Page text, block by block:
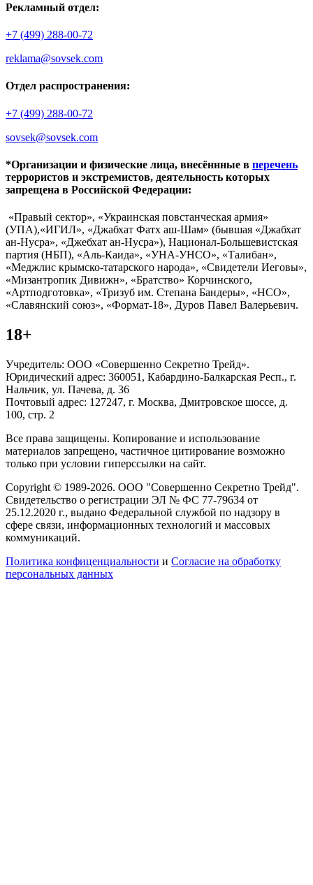
Рекламный отдел:
+7 (499) 288-00-72
reklama@sovsek.com
Отдел распространения:
+7 (499) 288-00-72
sovsek@sovsek.com
*Организации и физические лица, внесённные в перечень
террористов и экстремистов, деятельность которых
запрещена в Российской Федерации:
«Правый сектор», «Украинская повстанческая армия»
(УПА),«ИГИЛ», «Джабхат Фатх аш-Шам» (бывшая «Джабхат
ан-Нусра», «Джебхат ан-Нусра»), Национал-Большевистская
партия (НБП), «Аль-Каида», «УНА-УНСО», «Талибан»,
«Меджлис крымско-татарского народа», «Свидетели Иеговы»,
«Мизантропик Дивижн», «Братство» Корчинского,
«Артподготовка», «Тризуб им. Степана Бандеры», «НСО»,
«Славянский союз», «Формат-18», Дуров Павел Валерьевич.
18+
Учредитель: ООО «Совершенно Секретно Трейд».
Юридический адрес: 360051, Кабардино-Балкарская Респ., г.
Нальчик, ул. Пачева, д. 36
Почтовый адрес: 127247, г. Москва, Дмитровское шоссе, д.
100, стр. 2
Все права защищены. Копирование и использование
материалов запрещено, частичное цитирование возможно
только при условии гиперссылки на сайт.
Copyright © 1989-2026. ООО "Совершенно Секретно Трейд".
Свидетельство о регистрации ЭЛ № ФС 77-79634 от
25.12.2020 г., выдано Федеральной службой по надзору в
сфере связи, информационных технологий и массовых
коммуникаций.
Политика конфиценциальности и Согласие на обработку
персональных данных